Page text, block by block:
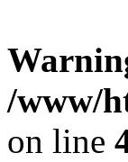
/www/
on line